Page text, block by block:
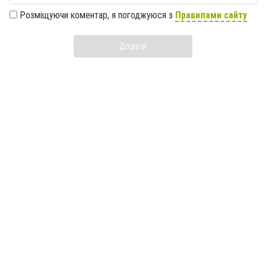
Розміщуючи коментар, я погоджуюся з Правилами сайту
Додати